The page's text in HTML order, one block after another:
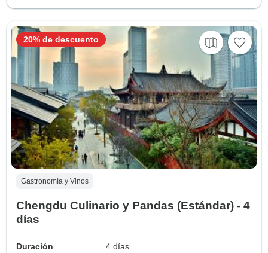
Gastronomía y Vinos
Chengdu Culinario y Pandas (Estándar) - 4
días
Duración
4 días
20% de descuento